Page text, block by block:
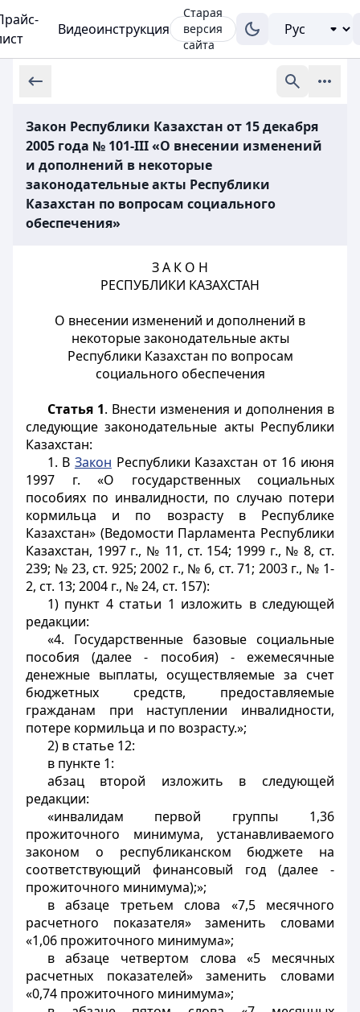
Видеоинструкция
Старая
версия
сайта
Закон Республики Казахстан от 15 декабря
2005 года № 101-III «О внесении изменений
и дополнений в некоторые
законодательные акты Республики
Казахстан по вопросам социального
обеспечения»
З А К О Н
РЕСПУБЛИКИ КАЗАХСТАН
О внесении изменений и дополнений в
некоторые законодательные акты
Республики Казахстан по вопросам
социального обеспечения
Статья 1. Внести изменения и дополнения в
следующие законодательные акты Республики
Казахстан:
1. В Закон Республики Казахстан от 16 июня
1997 г. «О государственных социальных
пособиях по инвалидности, по случаю потери
кормильца и по возрасту в Республике
Казахстан» (Ведомости Парламента Республики
Казахстан, 1997 г., № 11, ст. 154; 1999 г., № 8, ст.
239; № 23, ст. 925; 2002 г., № 6, ст. 71; 2003 г., № 1-
2, ст. 13; 2004 г., № 24, ст. 157):
1) пункт 4 статьи 1 изложить в следующей
редакции:
«4. Государственные базовые социальные
пособия (далее - пособия) - ежемесячные
денежные выплаты, осуществляемые за счет
бюджетных средств, предоставляемые
гражданам при наступлении инвалидности,
потере кормильца и по возрасту.»;
2) в статье 12:
в пункте 1:
абзац второй изложить в следующей
редакции:
«инвалидам первой группы 1,36
прожиточного минимума, устанавливаемого
законом о республиканском бюджете на
соответствующий финансовый год (далее -
прожиточного минимума);»;
в абзаце третьем слова «7,5 месячного
расчетного показателя» заменить словами
«1,06 прожиточного минимума»;
в абзаце четвертом слова «5 месячных
расчетных показателей» заменить словами
«0,74 прожиточного минимума»;